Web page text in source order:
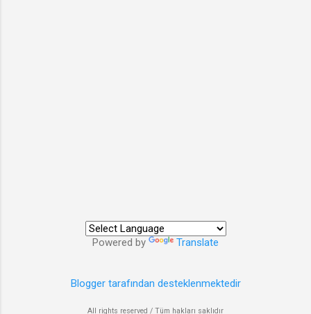
Powered by Translate
Blogger tarafından desteklenmektedir
All rights reserved / Tüm hakları saklıdır